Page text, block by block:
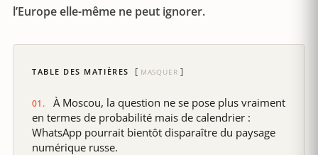
l’Europe elle-même ne peut ignorer.
TABLE DES MATIÈRES MASQUER
À Moscou, la question ne se pose plus vraiment
en termes de probabilité mais de calendrier :
WhatsApp pourrait bientôt disparaître du paysage
numérique russe.